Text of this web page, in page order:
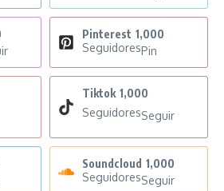
Pinterest 1,000
SeguidoresPin
Tiktok 1,000
SeguidoresSeguir
Soundcloud 1,000
SeguidoresSeguir